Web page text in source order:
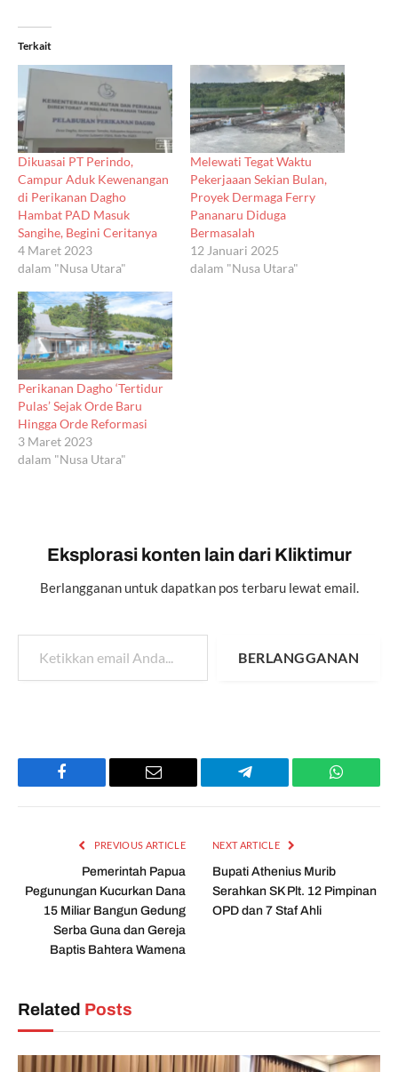
Terkait
Dikuasai PT Perindo,
Campur Aduk Kewenangan
di Perikanan Dagho
Hambat PAD Masuk
Sangihe, Begini Ceritanya
4 Maret 2023
dalam "Nusa Utara"
Melewati Tegat Waktu
Pekerjaaan Sekian Bulan,
Proyek Dermaga Ferry
Pananaru Diduga
Bermasalah
12 Januari 2025
dalam "Nusa Utara"
Perikanan Dagho ‘Tertidur
Pulas’ Sejak Orde Baru
Hingga Orde Reformasi
3 Maret 2023
dalam "Nusa Utara"
Eksplorasi konten lain dari Kliktimur
Berlangganan untuk dapatkan pos terbaru lewat email.
Ketikkan email Anda...
BERLANGGANAN
Facebook Email Telegram
PREVIOUS ARTICLE
Pemerintah Papua
Pegunungan Kucurkan Dana
15 Miliar Bangun Gedung
Serba Guna dan Gereja
Baptis Bahtera Wamena
NEXT ARTICLE
Bupati Athenius Murib
Serahkan SK Plt. 12 Pimpinan
OPD dan 7 Staf Ahli
Related Posts